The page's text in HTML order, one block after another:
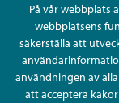
På vår webbplats
webbplatsens
säkerställa att
användningen av
att acceptera
Ge anonym
Ställ en fråga